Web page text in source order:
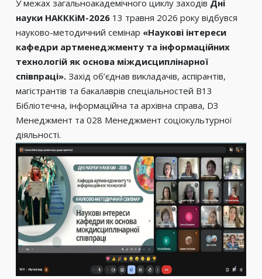
У межах загальноакадемічного циклу заходів Дні
науки НАКККіМ-2026 13 травня 2026 року відбувся
науково-методичний семінар «Наукові інтереси
кафедри артменеджменту та інформаційних
технологій як основа міждисциплінарної
співпраці». Захід об’єднав викладачів, аспірантів,
магістрантів та бакалаврів спеціальностей В13
Бібліотечна, інформаційна та архівна справа, D3
Менеджмент та 028 Менеджмент соціокультурної
діяльності.